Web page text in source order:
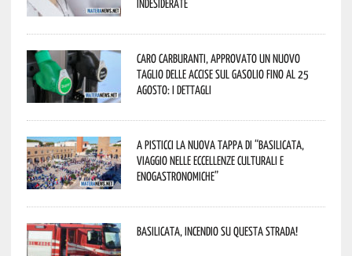
indesiderate
Caro carburanti, approvato un nuovo
taglio delle accise sul gasolio fino al 25
agosto: i dettagli
A Pisticci la nuova tappa di “Basilicata,
viaggio nelle eccellenze culturali e
enogastronomiche”
Basilicata, incendio su questa strada!